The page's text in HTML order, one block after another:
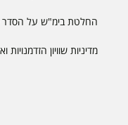
החלטת בימ"ש על הסדר
מדיניות שוויון הזדמנויות